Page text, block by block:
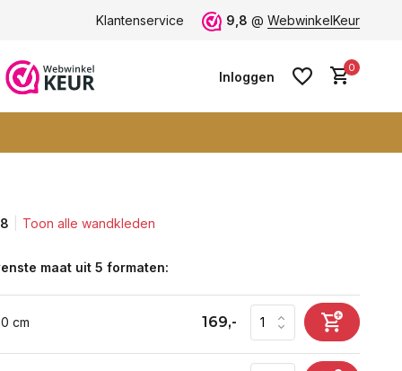
klantbeoordeling 9+ Grootste collectie -ruim 600+
Klantenservice 9,8 @ WebwinkelKeur
Inloggen
0
Toon alle wandkleden
maat uit 5 formaten:
cm 169,-